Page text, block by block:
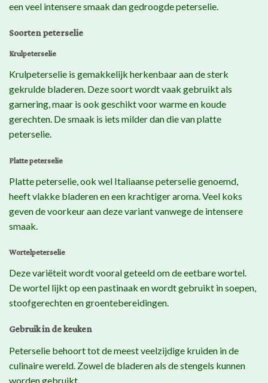
een veel intensere smaak dan gedroogde peterselie.
Soorten peterselie
Krulpeterselie
Krulpeterselie is gemakkelijk herkenbaar aan de sterk
gekrulde bladeren. Deze soort wordt vaak gebruikt als
garnering, maar is ook geschikt voor warme en koude
gerechten. De smaak is iets milder dan die van platte
peterselie.
Platte peterselie
Platte peterselie, ook wel Italiaanse peterselie genoemd,
heeft vlakke bladeren en een krachtiger aroma. Veel koks
geven de voorkeur aan deze variant vanwege de intensere
smaak.
Wortelpeterselie
Deze variëteit wordt vooral geteeld om de eetbare wortel.
De wortel lijkt op een pastinaak en wordt gebruikt in soepen,
stoofgerechten en groentebereidingen.
Gebruik in de keuken
Peterselie behoort tot de meest veelzijdige kruiden in de
culinaire wereld. Zowel de bladeren als de stengels kunnen
worden gebruikt.